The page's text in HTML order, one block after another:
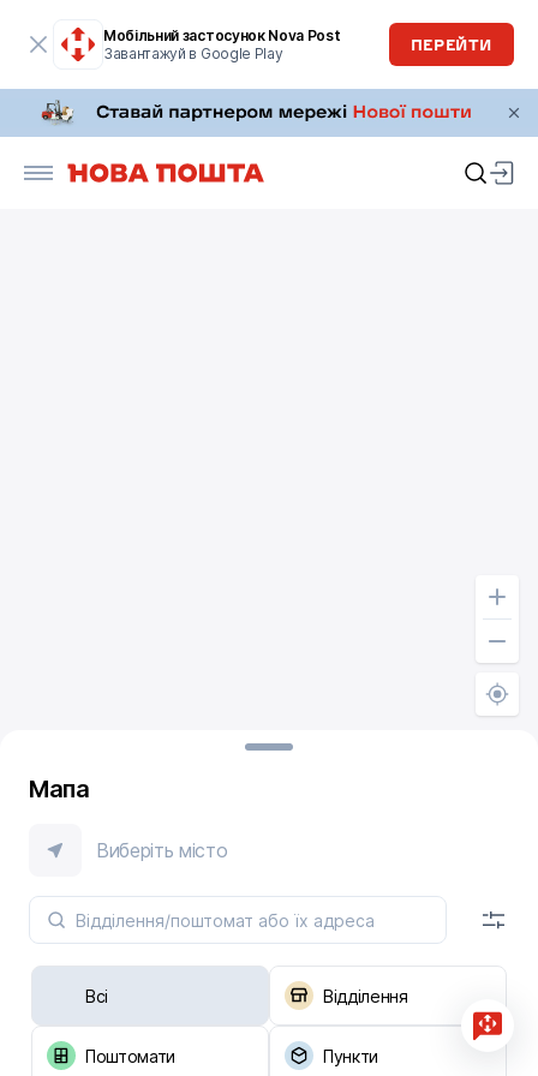
Мобільний застосунок Nova Post
Завантажуй в Google Play
ПЕРЕЙТИ
Мапа
Виберіть місто
Всі Відділення
Поштомати Пункти